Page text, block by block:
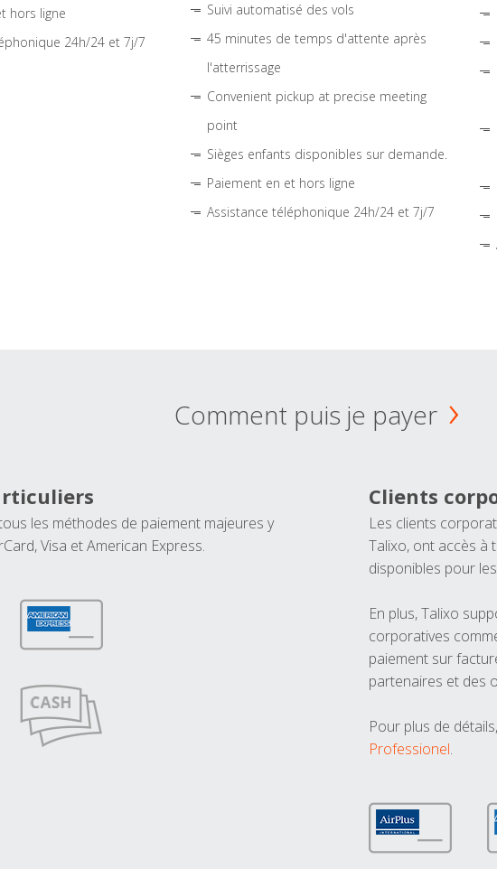
hors ligne
24h/24 et 7j/7
Suivi automatisé des vols
45 minutes de temps d'attente après
l'atterrissage
Convenient pickup at precise meeting
point
Sièges enfants disponibles sur demande.
Paiement en et hors ligne
Assistance téléphonique 24h/24 et 7j/7
Comment puis je payer
les méthodes de paiement majeures y
Visa et American Express.
Clients
Les clients
Talixo, ont accès à
disponibles pour
En plus, Talixo
corporatives
paiement sur
partenaires et des
Pour plus de
Professionel.